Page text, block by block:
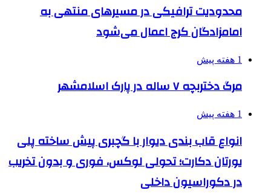
محدودیت ترافیکی در مسیرهای منتهی به
امامزادگان کرج اعمال می‌شود
1 هفته پیش
مرگ دختربچه ۷ ساله در پارک اسلامشهر
1 هفته پیش
انواع قاب بندی دیوار با گچبری پیش ساخته پلی
یورتان دکارت؛ تحولی لوکس، فوری و بدون تخریب
در دکوراسیون داخلی